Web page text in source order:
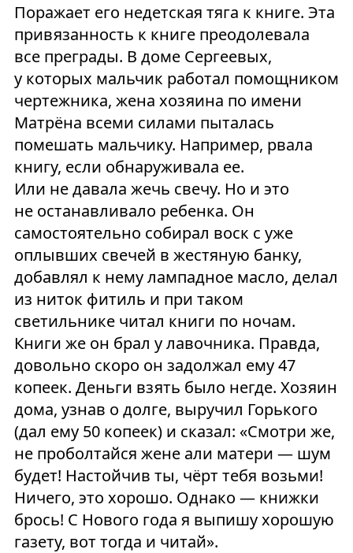
Поражает его недетская тяга к книге. Эта
привязанность к книге преодолевала
все преграды. В доме Сергеевых,
у которых мальчик работал помощником
чертежника, жена хозяина по имени
Матрёна всеми силами пыталась
помешать мальчику. Например, рвала
книгу, если обнаруживала ее.
Или не давала жечь свечу. Но и это
не останавливало ребенка. Он
самостоятельно собирал воск с уже
оплывших свечей в жестяную банку,
добавлял к нему лампадное масло, делал
из ниток фитиль и при таком
светильнике читал книги по ночам.
Книги же он брал у лавочника. Правда,
довольно скоро он задолжал ему 47
копеек. Деньги взять было негде. Хозяин
дома, узнав о долге, выручил Горького
(дал ему 50 копеек) и сказал: «Смотри же,
не проболтайся жене али матери — шум
будет! Настойчив ты, чёрт тебя возьми!
Ничего, это хорошо. Однако — книжки
брось! С Нового года я выпишу хорошую
газету, вот тогда и читай».